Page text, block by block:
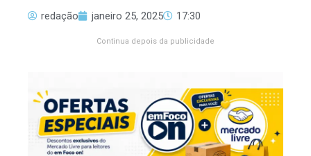
redação janeiro 25, 2025 17:30
Continua depois da publicidade